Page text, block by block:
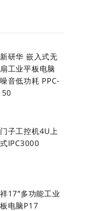
研华 嵌入式无
工业平板电脑
音低功耗 PPC-
子工控机4U上
IPC3000
17”多功能工业
电脑P17